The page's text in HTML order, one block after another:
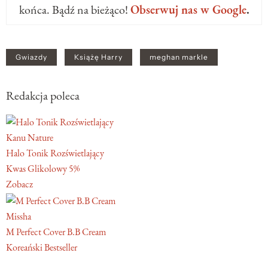
końca. Bądź na bieżąco!Obserwuj nas w Google.
Gwiazdy Książę Harry meghan markle
Redakcja poleca
Kanu Nature
Halo Tonik Rozświetlający
Kwas Glikolowy 5%
Zobacz
Missha
M Perfect Cover B.B Cream
Koreański Bestseller